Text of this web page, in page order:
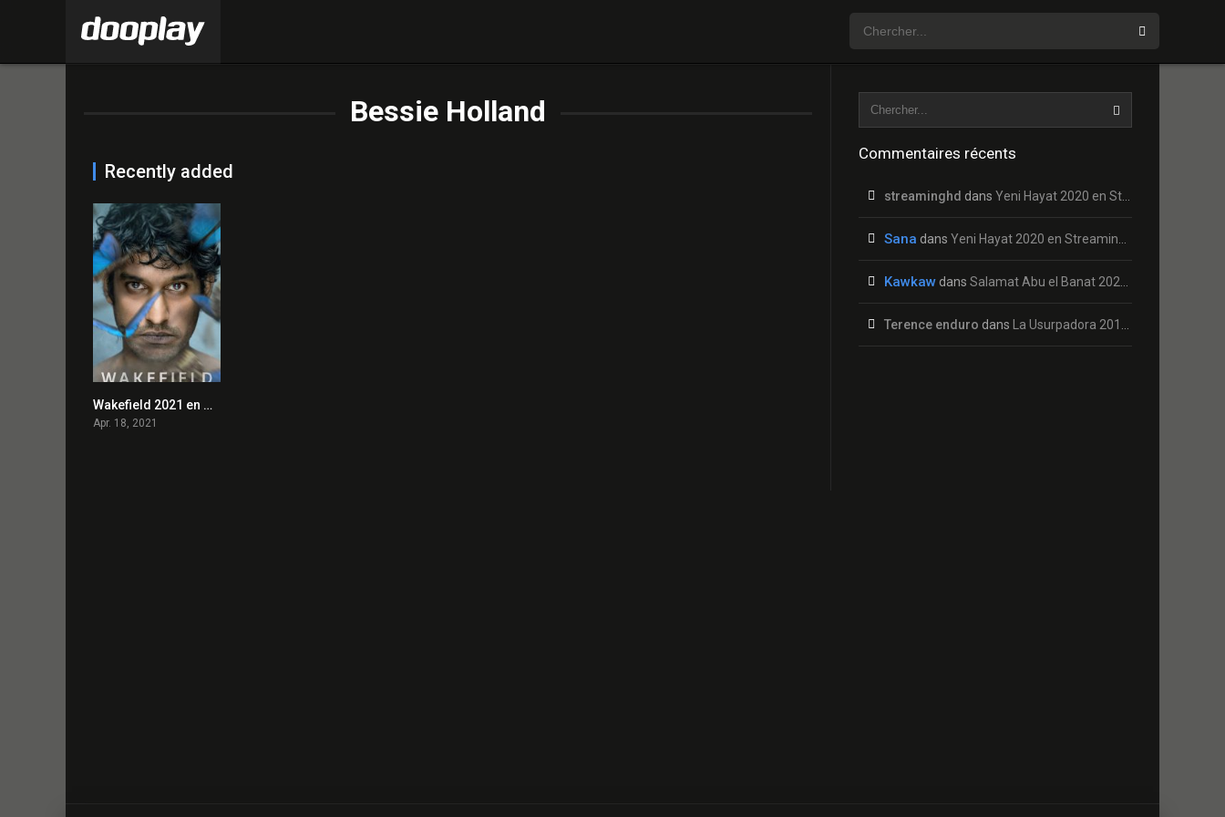
Bessie Holland
Recently added
7.8
Wakefield 2021 en Streaming HD Gratuit !
Apr. 18, 2021
Commentaires récents
streaminghd dans Yeni Hayat 2020 en Streaming HD Gratuit !
Sana dans Yeni Hayat 2020 en Streaming HD Gratuit !
Kawkaw dans Salamat Abu el Banat 2020 en Streaming HD Gratuit !
Terence enduro dans La Usurpadora 2019 en Streaming HD Gratuit !